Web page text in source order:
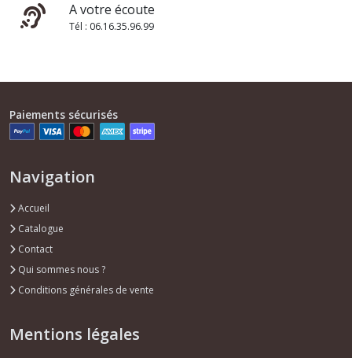
A votre écoute
Tél : 06.16.35.96.99
Paiements sécurisés
Navigation
Accueil
Catalogue
Contact
Qui sommes nous ?
Conditions générales de vente
Mentions légales